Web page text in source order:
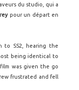
du studio, qui a
pour un départ en
to SS2, hearing the
being identical to
was given the go
frustrated and fell